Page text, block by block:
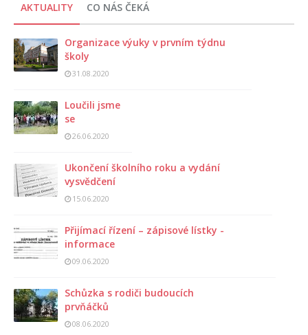
AKTUALITY CO NÁS ČEKÁ
Organizace výuky v prvním týdnu
školy
31.08.2020
Loučili jsme
se
26.06.2020
Ukončení školního roku a vydání
vysvědčení
15.06.2020
Přijímací řízení – zápisové lístky -
informace
09.06.2020
Schůzka s rodiči budoucích
prvňáčků
08.06.2020